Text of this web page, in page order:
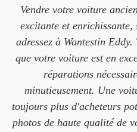
Vendre votre voiture
excitante et
adressez à Wantestin
que votre voiture est en
réparations
minutieusement. Une
toujours plus d'acheteurs
photos de haute qualité de